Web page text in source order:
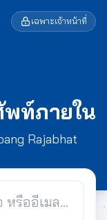
เฉพาะเจ้าหน้าที่
พท์ภายใน
Rajabhat